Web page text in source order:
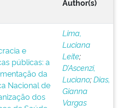
Author(s)
e
públicas: a
da
Nacional de
dos
Lima,
Luciana
Leite;
D’Ascenzi,
Luciano;Dias,
Gianna
Vargas